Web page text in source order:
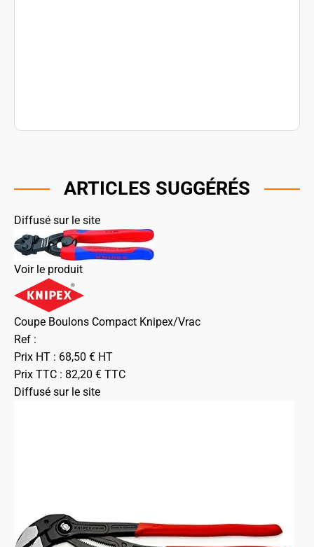
ARTICLES SUGGÉRÉS
Diffusé sur le site
Voir le produit
Coupe Boulons Compact Knipex/Vrac
Ref :
Prix HT : 68,50 € HT
Prix TTC : 82,20 € TTC
Diffusé sur le site